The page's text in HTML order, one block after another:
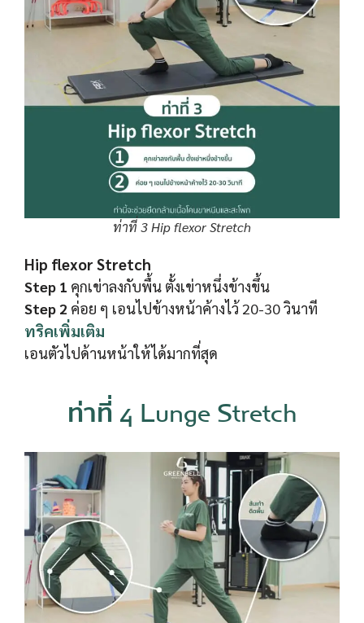
ท่าที่ 3 Hip flexor Stretch
Hip flexor Stretch
Step 1 คุกเข่าลงกับพื้น ตั้งเข่าหนึ่งข้างขึ้น
Step 2 ค่อย ๆ เอนไปข้างหน้าค้างไว้ 20-30 วินาที
ทริคเพิ่มเติม
เอนตัวไปด้านหน้าให้ได้มากที่สุด
ท่าที่ 4 Lunge Stretch